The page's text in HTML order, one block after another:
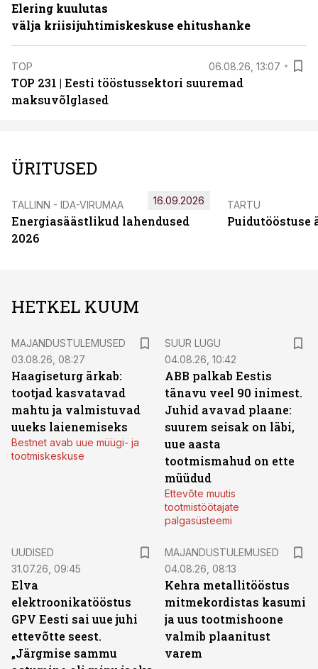
Elering kuulutas
välja kriisijuhtimiskeskuse ehitushanke
TOP 06.08.26, 13:07
TOP 231 | Eesti tööstussektori suuremad
maksuvõlglased
ÜRITUSED
TALLINN - IDA-VIRUMAA
Energiasäästlikud lahendused
2026
16.09.2026 TARTU
Puidutööstuse
HETKEL KUUM
MAJANDUSTULEMUSED
03.08.26, 08:27
Haagiseturg ärkab:
tootjad kasvatavad
mahtu ja valmistuvad
uueks laienemiseks
Bestnet avab uue müügi- ja
tootmiskeskuse
SUUR LUGU
04.08.26, 10:42
ABB palkab Eestis
tänavu veel 90 inimest.
Juhid avavad plaane:
suurem seisak on läbi,
uue aasta
tootmismahud on ette
müüdud
Ettevõte muutis
tootmistöötajate
palgasüsteemi
UUDISED
31.07.26, 09:45
Elva
elektroonikatööstus
GPV Eesti sai uue juhi
ettevõtte seest.
„Järgmise sammu
MAJANDUSTULEMUSED
04.08.26, 08:13
Kehra metallitööstus
mitmekordistas kasumi
ja uus tootmishoone
valmib plaanitust
varem